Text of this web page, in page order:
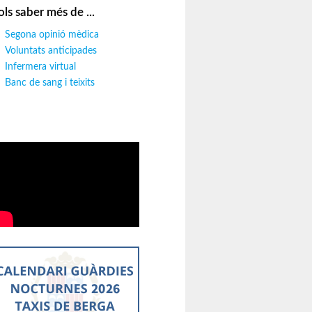
saber més de ...
Segona opinió mèdica
Voluntats anticipades
Infermera virtual
Banc de sang i teixits